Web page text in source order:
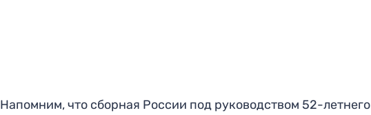
Напомним, что сборная России под руководством 52-летнего